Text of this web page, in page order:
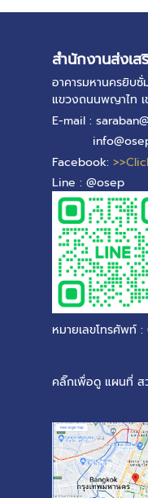
สำนักงานส่งเ
อาคารมหานครยิบ
แขวงถนนพญาไท เ
E-mail :
Facebook:
Line : @osep
หมายเลขโทรศัพท์
คลิ๊กเพื่อดู แผนที่ ส